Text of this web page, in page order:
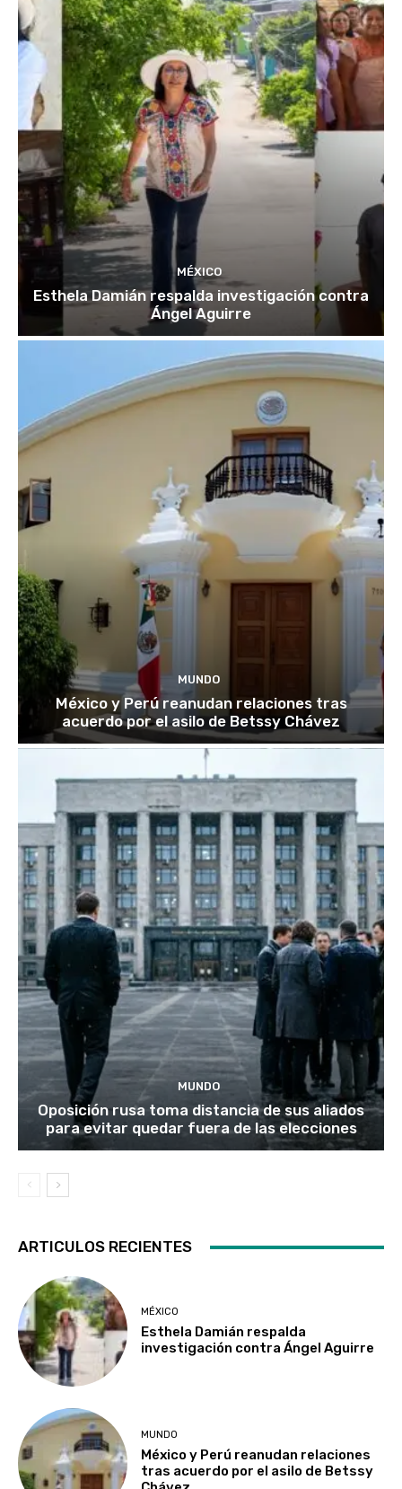
MÉXICO
Esthela Damián respalda investigación contra
Ángel Aguirre
MUNDO
México y Perú reanudan relaciones tras
acuerdo por el asilo de Betssy Chávez
MUNDO
Oposición rusa toma distancia de sus aliados
para evitar quedar fuera de las elecciones
ARTICULOS RECIENTES
MÉXICO
Esthela Damián respalda
investigación contra Ángel Aguirre
MUNDO
México y Perú reanudan relaciones
tras acuerdo por el asilo de Betssy